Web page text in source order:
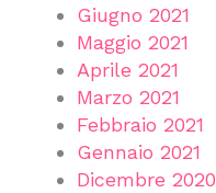
Giugno 2021
Maggio 2021
Aprile 2021
Marzo 2021
Febbraio 2021
Gennaio 2021
Dicembre 2020